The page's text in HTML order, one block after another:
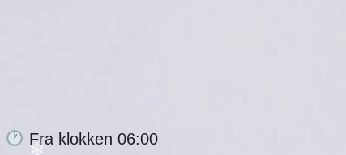
Fra klokken 06:00